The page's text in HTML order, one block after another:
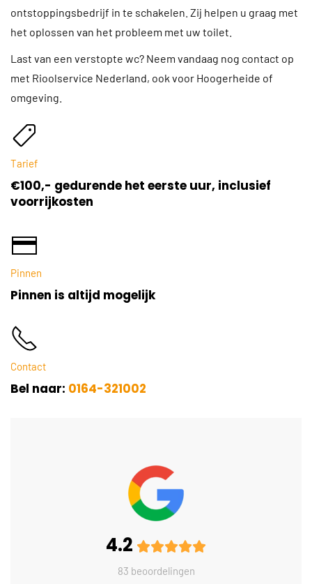
ontstoppingsbedrijf in te schakelen. Zij helpen u graag met
het oplossen van het probleem met uw toilet.
Last van een verstopte wc? Neem vandaag nog contact op
met Rioolservice Nederland, ook voor Hoogerheide of
omgeving.
Tarief
€100,- gedurende het eerste uur, inclusief
voorrijkosten
Pinnen
Pinnen is altijd mogelijk
Contact
Bel naar: 0164-321002
4.2
83 beoordelingen